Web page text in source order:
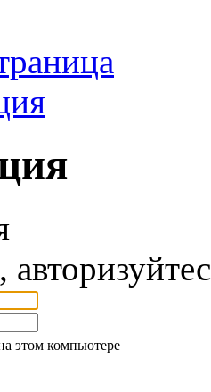
этом компьютере